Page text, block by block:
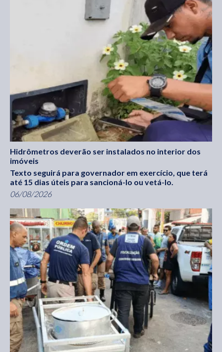
Hidrômetros deverão ser instalados no interior dos
imóveis
Texto seguirá para governador em exercício, que terá
até 15 dias úteis para sancioná-lo ou vetá-lo.
06/08/2026